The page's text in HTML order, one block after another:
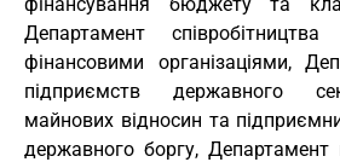
Департамент
фінансовими організаціями,
підприємств державного
майнових відносин та
державного боргу, Департамент